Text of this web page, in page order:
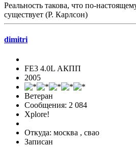
Реальность такова, что по-
существует (Р. Карлсон)
dimitri
FE3 4.0L АКПП
2005
Ветеран
Сообщения: 2 084
Xplore!
Откуда: москва , свао
Записан